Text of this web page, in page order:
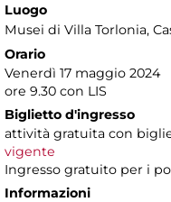
Luogo
Musei di Villa Torlonia,
Orario
Venerdì 17 maggio 2024
ore 9.30 con LIS
Biglietto d'ingresso
attività gratuita con
vigente
Ingresso gratuito per i
Informazioni